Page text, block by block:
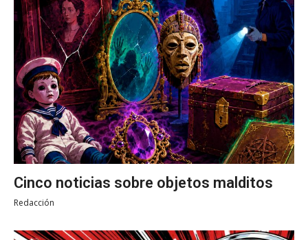
Cinco noticias sobre objetos malditos
Redacción